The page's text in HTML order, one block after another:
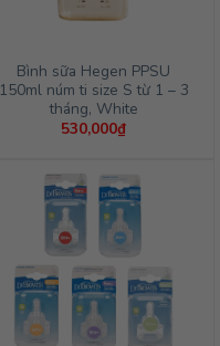
Bình sữa Hegen PPSU
150ml núm ti size S từ 1 – 3
tháng, White
530,000₫